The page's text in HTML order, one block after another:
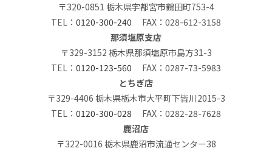
〒320-0851 栃木県宇都宮市鶴田町753-4
TEL： 0120-300-240 FAX：028-612-3158
那須塩原支店
〒329-3152 栃木県那須塩原市島方31-3
TEL： 0120-123-560 FAX：0287-73-5983
とちぎ店
〒329-4406 栃木県栃木市大平町下皆川2015-3
TEL： 0120-300-028 FAX：0282-28-7628
鹿沼店
〒322-0016 栃木県鹿沼市流通センター38